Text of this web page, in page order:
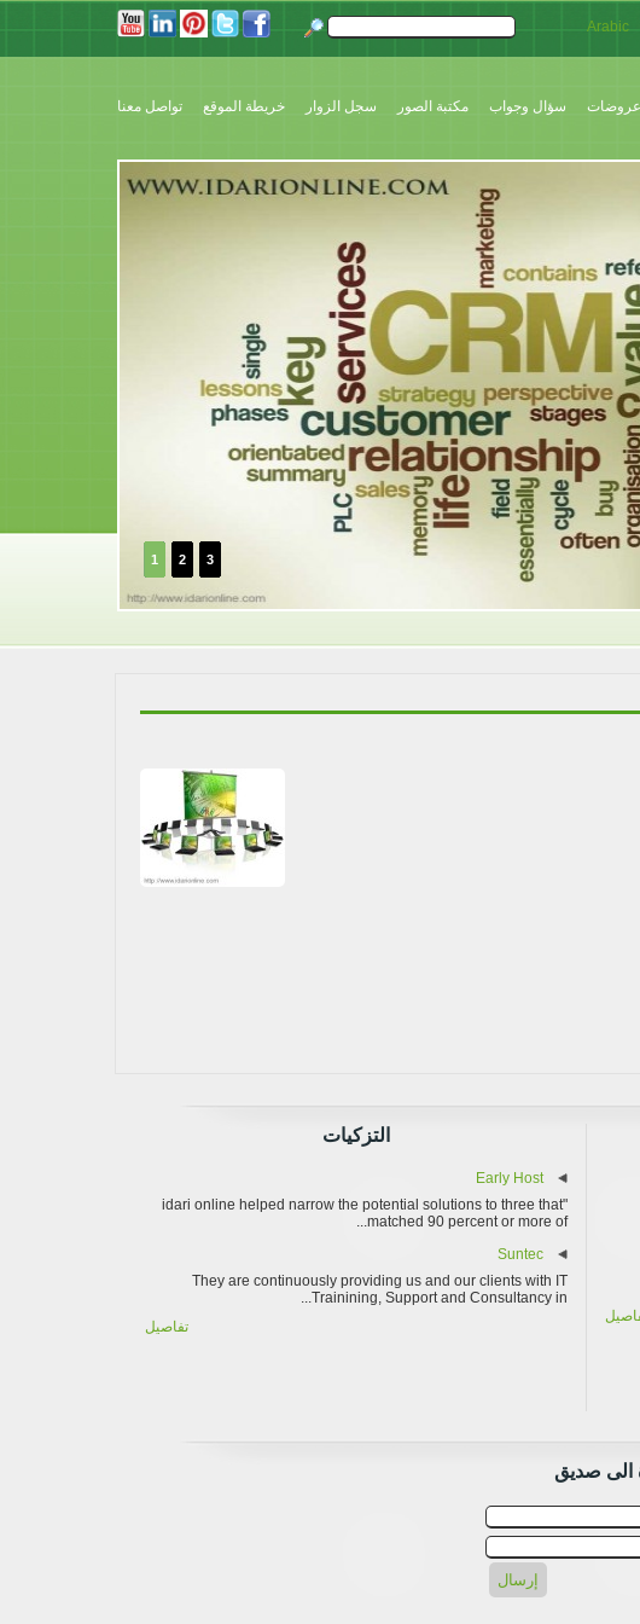
إداري أونلاين البرنماج الاول من نوعه عربي - انكليزي عبر الانترنت يقدم لكم Arabic
تواصل معنا خريطة الموقع سجل الزوار مكتبة الصور سؤال وجواب عروضات
1 2 3
التزكيات
Early Host
"idari online helped narrow the potential solutions to three that
matched 90 percent or more of...
Suntec
They are continuously providing us and our clients with IT
Trainining, Support and Consultancy in...
تفاصيل
الى صديق